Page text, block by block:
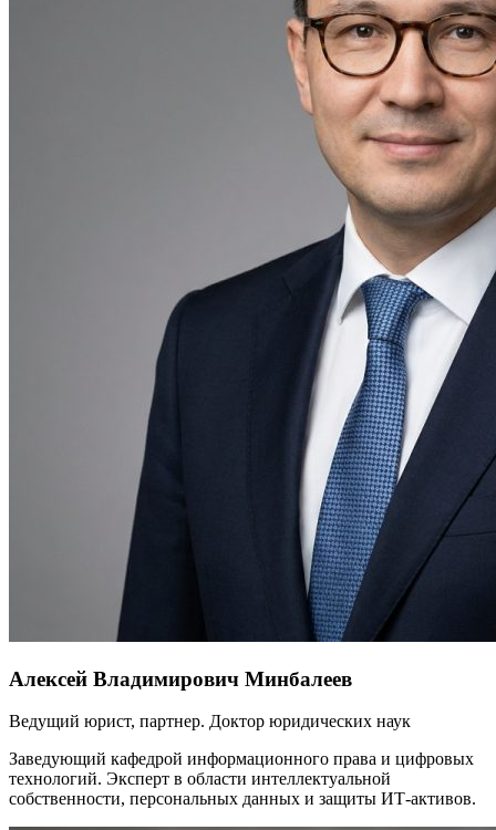
Алексей Владимирович Минбалеев
Ведущий юрист, партнер. Доктор юридических наук
Заведующий кафедрой информационного права и цифровых
технологий. Эксперт в области интеллектуальной
собственности, персональных данных и защиты ИТ-активов.